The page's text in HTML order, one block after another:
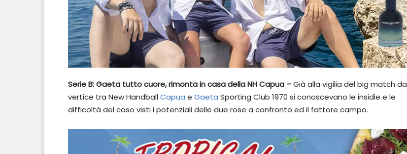
Serie B: Gaeta tutto cuore, rimonta in casa della NH Capua –Già alla vigilia del big match da
vertice tra New HandballCapua e Gaeta Sporting Club 1970 si conoscevano le insidie e le
difficoltà del caso visti i potenziali delle due rose a confronto ed il fattore campo.